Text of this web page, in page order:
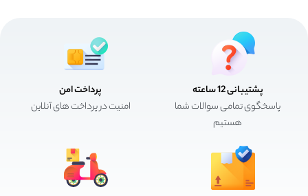
پشتیبانی 12 ساعته
پاسخگوی تمامی سوالات شما
هستیم
پرداخت امن
امنیت در پرداخت های آنلاین